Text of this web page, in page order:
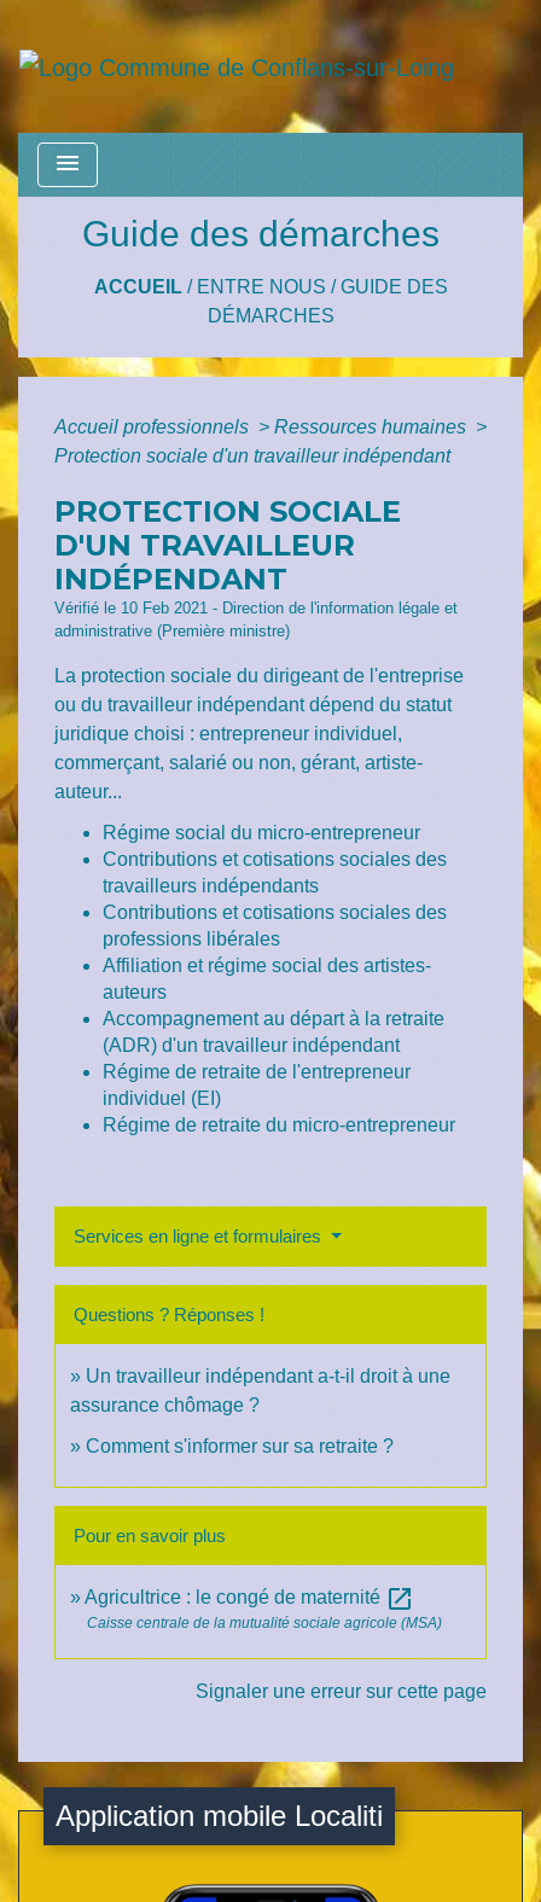
menu
Guide des démarches
ACCUEIL/ ENTRE NOUS /GUIDE DES
DÉMARCHES
Accueil professionnels > Ressources humaines >
Protection sociale d'un travailleur indépendant
PROTECTION SOCIALE
D'UN TRAVAILLEUR
INDÉPENDANT
Vérifié le 10 Feb 2021 - Direction de l'information légale et
administrative (Première ministre)
La protection sociale du dirigeant de l'entreprise
ou du travailleur indépendant dépend du statut
juridique choisi : entrepreneur individuel,
commerçant, salarié ou non, gérant, artiste-
auteur...
Régime social du micro-entrepreneur
Contributions et cotisations sociales des
travailleurs indépendants
Contributions et cotisations sociales des
professions libérales
Affiliation et régime social des artistes-
auteurs
Accompagnement au départ à la retraite
(ADR) d'un travailleur indépendant
Régime de retraite de l'entrepreneur
individuel (EI)
Régime de retraite du micro-entrepreneur
Services en ligne et formulaires
Questions ? Réponses !
Un travailleur indépendant a-t-il droit à une
assurance chômage ?
Comment s'informer sur sa retraite ?
Pour en savoir plus
Agricultrice : le congé de maternité open_in_new
Caisse centrale de la mutualité sociale agricole (MSA)
Signaler une erreur sur cette page
Application mobile Localiti